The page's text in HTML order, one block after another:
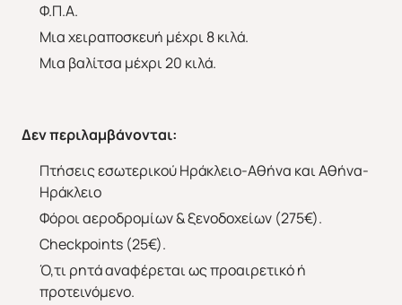
Φ.Π.Α.
Μια χειραποσκευή μέχρι 8 κιλά.
Μια βαλίτσα μέχρι 20 κιλά.
Δεν περιλαμβάνονται:
Πτήσεις εσωτερικού Ηράκλειο-Αθήνα και Αθήνα-
Ηράκλειο
Φόροι αεροδρομίων & ξενοδοχείων (275€).
Checkpoints (25€).
Ό,τι ρητά αναφέρεται ως προαιρετικό ή
προτεινόμενο.